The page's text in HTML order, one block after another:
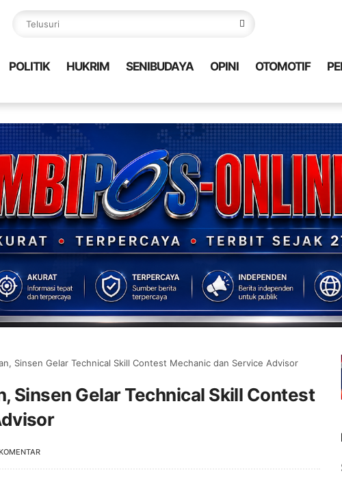
POLITIK HUKRIM SENIBUDAYA OPINI OTOMOTIF
Sinsen Gelar Technical Skill Contest Mechanic dan Service Advisor
Sinsen Gelar Technical Skill Contest